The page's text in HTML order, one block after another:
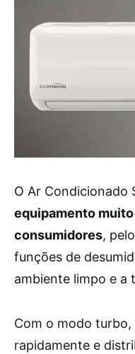
O Ar Condicionado
equipamento
consumidores,
funções de
ambiente limpo e a
Com o modo
rapidamente e